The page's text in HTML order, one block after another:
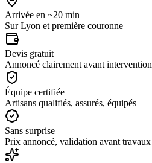
Arrivée en ~20 min
Sur Lyon et première couronne
Devis gratuit
Annoncé clairement avant intervention
Équipe certifiée
Artisans qualifiés, assurés, équipés
Sans surprise
Prix annoncé, validation avant travaux